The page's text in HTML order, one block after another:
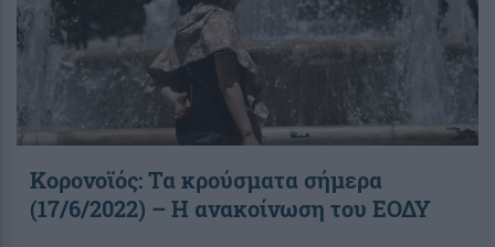
Κορονοϊός: Τα κρούσματα σήμερα
(17/6/2022) – Η ανακοίνωση του ΕΟΔΥ